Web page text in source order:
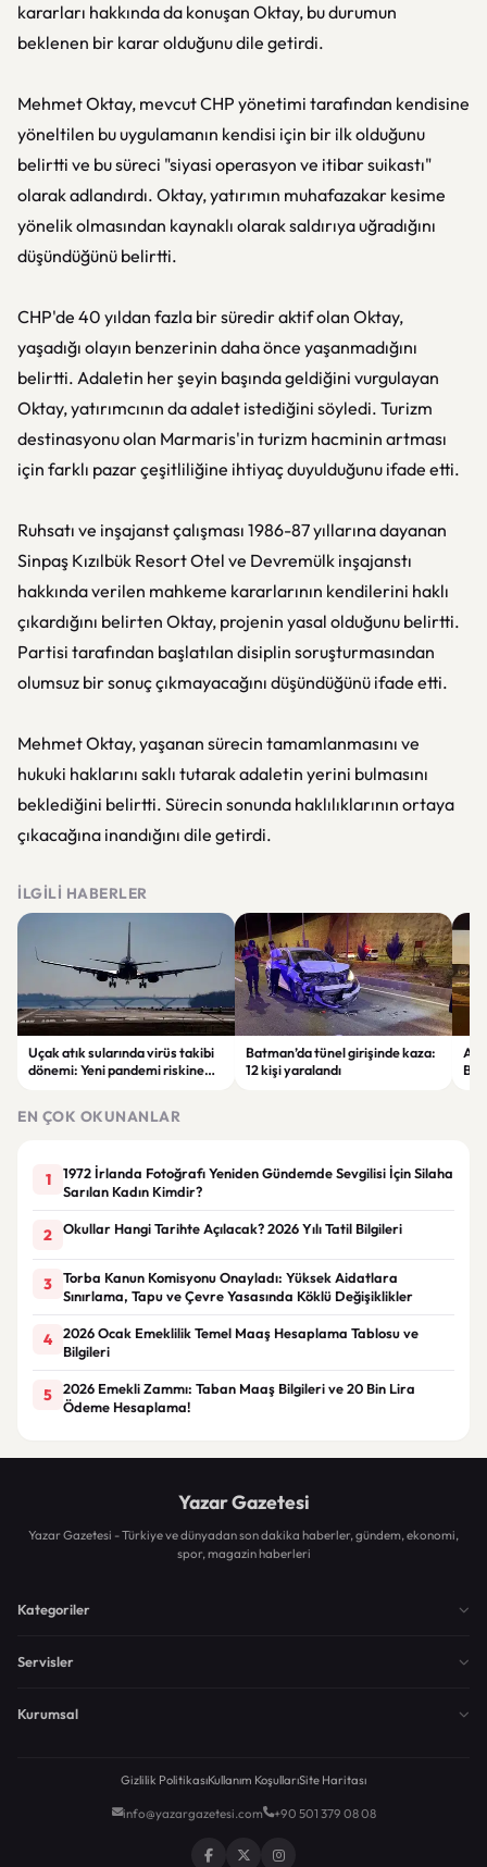
kararları hakkında da konuşan Oktay, bu durumun
beklenen bir karar olduğunu dile getirdi.
Mehmet Oktay, mevcut CHP yönetimi tarafından kendisine
yöneltilen bu uygulamanın kendisi için bir ilk olduğunu
belirtti ve bu süreci "siyasi operasyon ve itibar suikastı"
olarak adlandırdı. Oktay, yatırımın muhafazakar kesime
yönelik olmasından kaynaklı olarak saldırıya uğradığını
düşündüğünü belirtti.
CHP'de 40 yıldan fazla bir süredir aktif olan Oktay,
yaşadığı olayın benzerinin daha önce yaşanmadığını
belirtti. Adaletin her şeyin başında geldiğini vurgulayan
Oktay, yatırımcının da adalet istediğini söyledi. Turizm
destinasyonu olan Marmaris'in turizm hacminin artması
için farklı pazar çeşitliliğine ihtiyaç duyulduğunu ifade etti.
Ruhsatı ve inşajanst çalışması 1986-87 yıllarına dayanan
Sinpaş Kızılbük Resort Otel ve Devremülk inşajanstı
hakkında verilen mahkeme kararlarının kendilerini haklı
çıkardığını belirten Oktay, projenin yasal olduğunu belirtti.
Partisi tarafından başlatılan disiplin soruşturmasından
olumsuz bir sonuç çıkmayacağını düşündüğünü ifade etti.
Mehmet Oktay, yaşanan sürecin tamamlanmasını ve
hukuki haklarını saklı tutarak adaletin yerini bulmasını
beklediğini belirtti. Sürecin sonunda haklılıklarının ortaya
çıkacağına inandığını dile getirdi.
İLGILI HABERLER
Uçak atık sularında virüs takibi
dönemi: Yeni pandemi riskine
Batman’da tünel girişinde kaza:
12 kişi yaralandı
EN ÇOK OKUNANLAR
1
1972 İrlanda Fotoğrafı Yeniden Gündemde Sevgilisi İçin Silaha
Sarılan Kadın Kimdir?
2 Okullar Hangi Tarihte Açılacak? 2026 Yılı Tatil Bilgileri
3
Torba Kanun Komisyonu Onayladı: Yüksek Aidatlara
Sınırlama, Tapu ve Çevre Yasasında Köklü Değişiklikler
4
2026 Ocak Emeklilik Temel Maaş Hesaplama Tablosu ve
Bilgileri
5
2026 Emekli Zammı: Taban Maaş Bilgileri ve 20 Bin Lira
Ödeme Hesaplama!
Yazar Gazetesi
Yazar Gazetesi - Türkiye ve dünyadan son dakika haberler, gündem, ekonomi,
spor, magazin haberleri
Kategoriler
Servisler
Kurumsal
Gizlilik PolitikasıKullanım KoşullarıSite Haritası
info@yazargazetesi.com +90 501 379 08 08